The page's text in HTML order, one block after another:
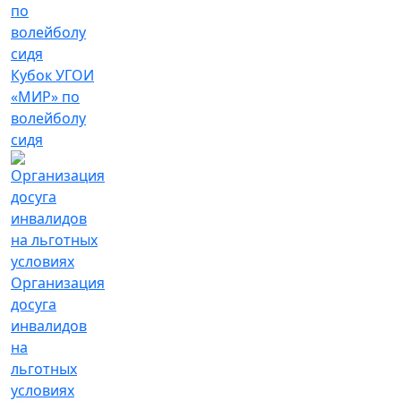
Кубок УГОИ
«МИР» по
волейболу
сидя
Организация
досуга
инвалидов
на
льготных
условиях